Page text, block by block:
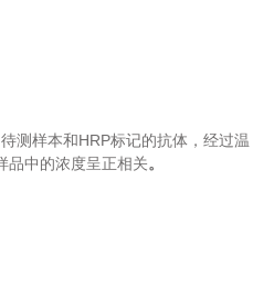
测样本和 HRP标记的抗体，经过温
品中的浓度呈正相关。